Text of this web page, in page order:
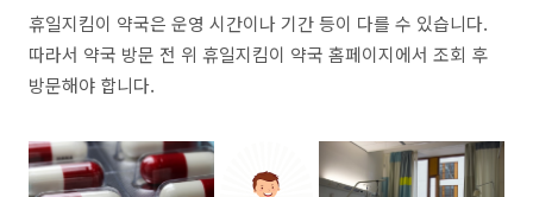
휴일지킴이 약국은 운영 시간이나 기간 등이 다를 수 있습니다.
따라서 약국 방문 전 위 휴일지킴이 약국 홈페이지에서 조회 후
방문해야 합니다.